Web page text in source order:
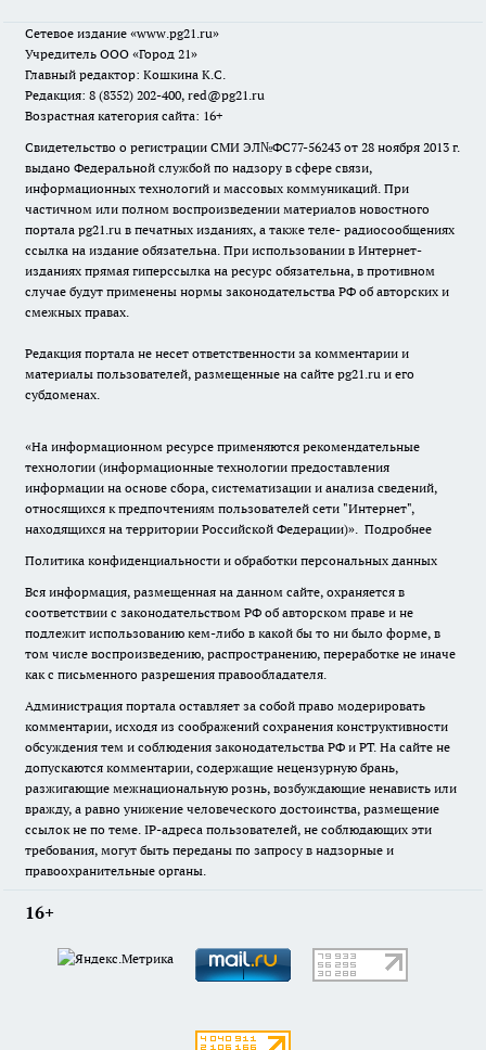
Сетевое издание «www.pg21.ru»
Учредитель ООО «Город 21»
Главный редактор: Кошкина К.С.
Редакция: 8 (8352) 202-400, red@pg21.ru
Возрастная категория сайта: 16+
Свидетельство о регистрации СМИ ЭЛ№ФС77-56243 от 28 ноября 2013 г.
выдано Федеральной службой по надзору в сфере связи,
информационных технологий и массовых коммуникаций. При
частичном или полном воспроизведении материалов новостного
портала pg21.ru в печатных изданиях, а также теле- радиосообщениях
ссылка на издание обязательна. При использовании в Интернет-
изданиях прямая гиперссылка на ресурс обязательна, в противном
случае будут применены нормы законодательства РФ об авторских и
смежных правах.
Редакция портала не несет ответственности за комментарии и
материалы пользователей, размещенные на сайте pg21.ru и его
субдоменах.
«На информационном ресурсе применяются рекомендательные
технологии (информационные технологии предоставления
информации на основе сбора, систематизации и анализа сведений,
относящихся к предпочтениям пользователей сети "Интернет",
находящихся на территории Российской Федерации)». Подробнее
Политика конфиденциальности и обработки персональных данных
Вся информация, размещенная на данном сайте, охраняется в
соответствии с законодательством РФ об авторском праве и не
подлежит использованию кем-либо в какой бы то ни было форме, в
том числе воспроизведению, распространению, переработке не иначе
как с письменного разрешения правообладателя.
Администрация портала оставляет за собой право модерировать
комментарии, исходя из соображений сохранения конструктивности
обсуждения тем и соблюдения законодательства РФ и РТ. На сайте не
допускаются комментарии, содержащие нецензурную брань,
разжигающие межнациональную рознь, возбуждающие ненависть или
вражду, а равно унижение человеческого достоинства, размещение
ссылок не по теме. IP-адреса пользователей, не соблюдающих эти
требования, могут быть переданы по запросу в надзорные и
правоохранительные органы.
16+